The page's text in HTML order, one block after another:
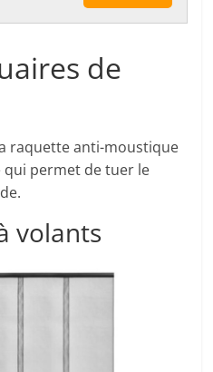
de
raquette anti-moustique
permet de tuer le
volants